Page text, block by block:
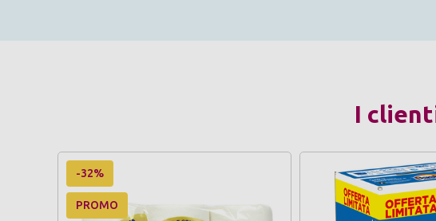
I
-32%
PROMO